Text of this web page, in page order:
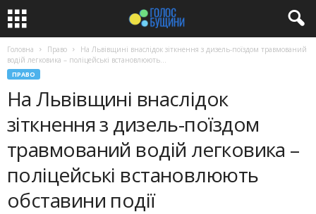
Головна Право
На Львівщині внаслідок зіткнення з дизель-поїздом травмований
водій легковика – поліцейські встановлюють...
ПРАВО
На Львівщині внаслідок
зіткнення з дизель-поїздом
травмований водій легковика –
поліцейські встановлюють
обставини події